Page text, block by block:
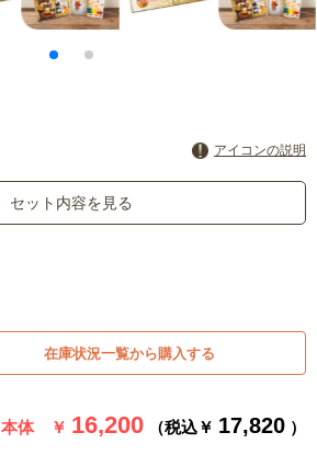
アイコンの説明
セット内容を見る
在庫状況一覧から購入する
本体 ￥ 16,200 （税込￥ 17,820 ）